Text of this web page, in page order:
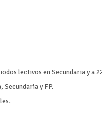
lectivos en Secundaria y a
y FP.
.